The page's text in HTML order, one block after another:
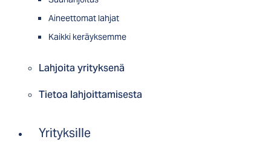
Aineettomat lahjat
Kaikki keräyksemme
Lahjoita yrityksenä
Tietoa lahjoittamisesta
Yrityksille